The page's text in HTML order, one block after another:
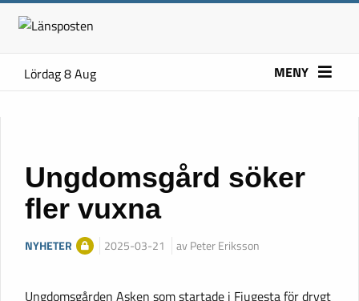
Lördag 8 Aug MENY
Ungdomsgård söker
fler vuxna
NYHETER 2025-03-21 av Peter Eriksson
Ungdomsgården Asken som startade i Fjugesta för drygt